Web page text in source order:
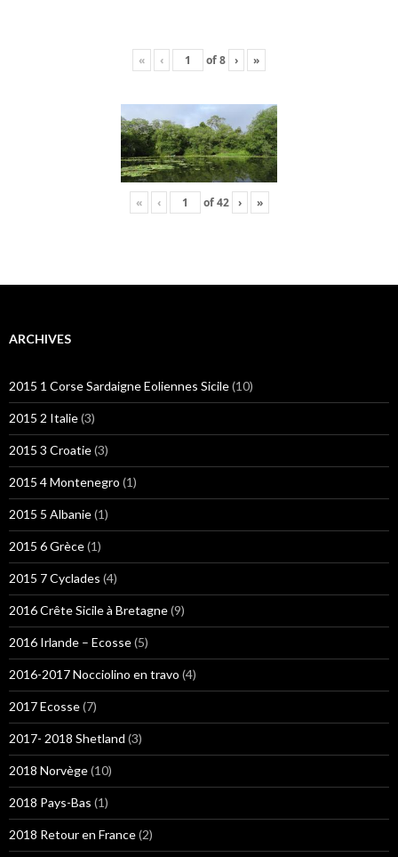
« ‹ of8 › »
« ‹ of42 › »
ARCHIVES
2015 1 Corse Sardaigne Eoliennes Sicile(10)
2015 2 Italie(3)
2015 3 Croatie(3)
2015 4 Montenegro (1)
2015 5 Albanie(1)
2015 6 Grèce(1)
2015 7 Cyclades (4)
2016 Crête Sicile à Bretagne(9)
2016 Irlande – Ecosse(5)
2016-2017 Nocciolino en travo (4)
2017 Ecosse(7)
2017- 2018 Shetland (3)
2018 Norvège(10)
2018 Pays-Bas (1)
2018 Retour en France(2)